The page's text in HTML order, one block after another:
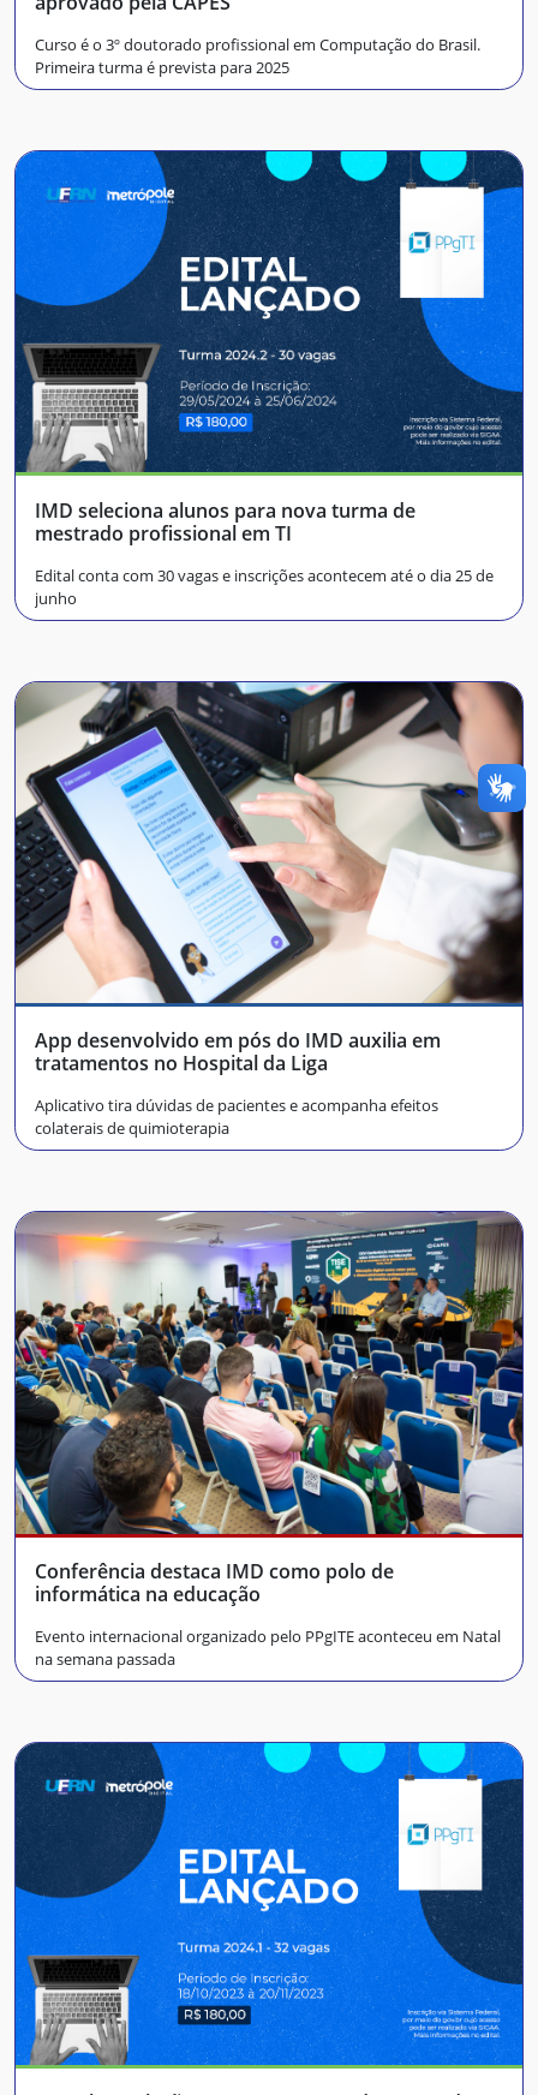
Curso é o 3º doutorado profissional em Computação do Brasil.
Primeira turma é prevista para 2025
IMD seleciona alunos para nova turma de
mestrado profissional em TI
Edital conta com 30 vagas e inscrições acontecem até o dia 25 de
junho
App desenvolvido em pós do IMD auxilia em
tratamentos no Hospital da Liga
Aplicativo tira dúvidas de pacientes e acompanha efeitos
colaterais de quimioterapia
Conferência destaca IMD como polo de
informática na educação
Evento internacional organizado pelo PPgITE aconteceu em Natal
na semana passada